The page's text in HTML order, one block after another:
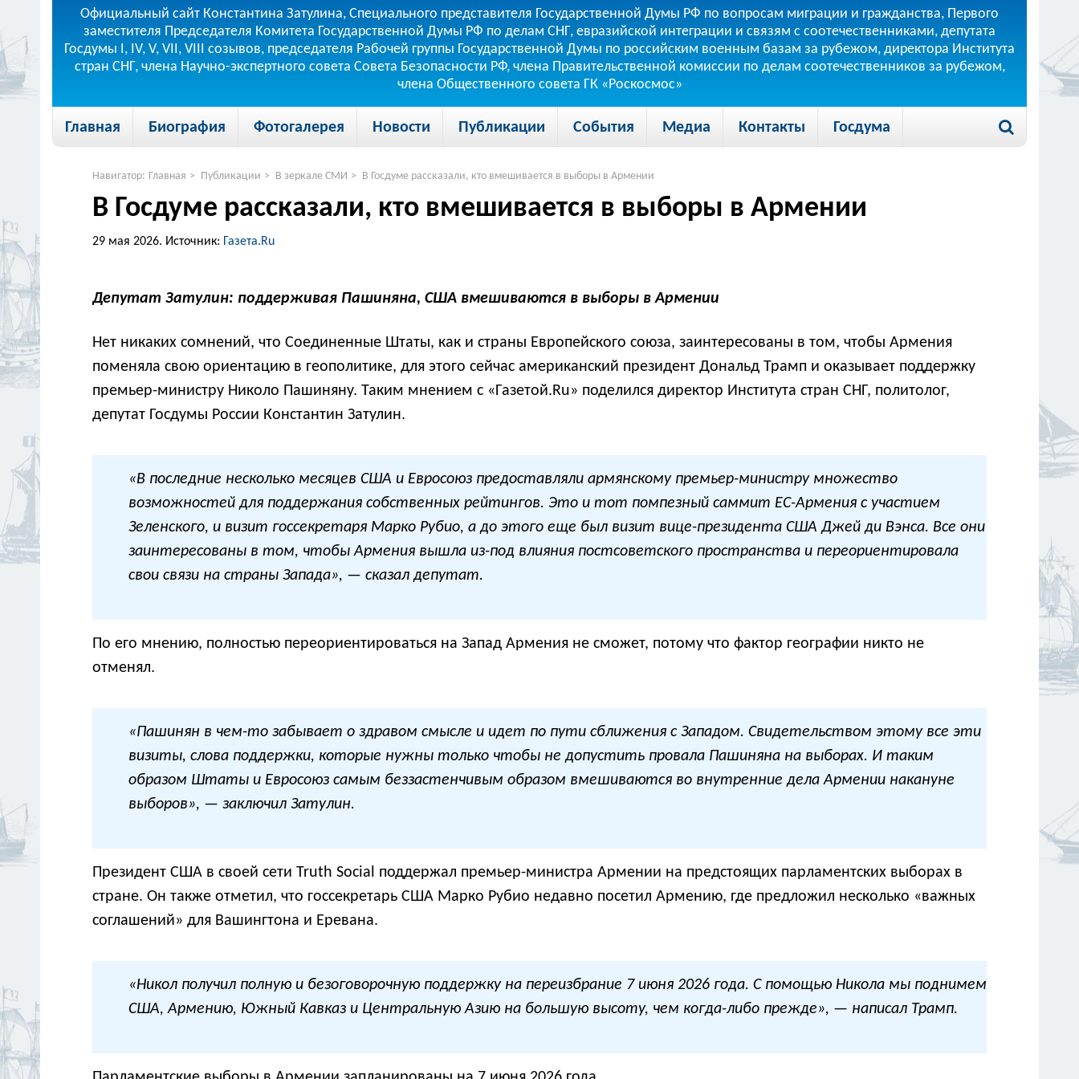
Официальный сайт Константина Затулина, Специального представителя Государственной Думы РФ по вопросам миграции и гражданства, Первого
заместителя Председателя Комитета Государственной Думы РФ по делам СНГ, евразийской интеграции и связям с соотечественниками, депутата
Госдумы I, IV, V, VII, VIII созывов, председателя Рабочей группы Государственной Думы по российским военным базам за рубежом, директора Института
стран СНГ, члена Научно-экспертного совета Совета Безопасности РФ, члена Правительственной комиссии по делам соотечественников за рубежом,
члена Общественного совета ГК «Роскосмос»
Главная Биография Фотогалерея Новости Публикации События Медиа Контакты Госдума
Навигатор: Главная > Публикации > В зеркале СМИ > В Госдуме рассказали, кто вмешивается в выборы в Армении
В Госдуме рассказали, кто вмешивается в выборы в Армении
29 мая 2026. Источник: Газета.Ru
Депутат Затулин: поддерживая Пашиняна, США вмешиваются в выборы в Армении
Нет никаких сомнений, что Соединенные Штаты, как и страны Европейского союза, заинтересованы в том, чтобы Армения
поменяла свою ориентацию в геополитике, для этого сейчас американский президент Дональд Трамп и оказывает поддержку
премьер-министру Николо Пашиняну. Таким мнением с «Газетой.Ru» поделился директор Института стран СНГ, политолог,
депутат Госдумы России Константин Затулин.
«В последние несколько месяцев США и Евросоюз предоставляли армянскому премьер-министру множество
возможностей для поддержания собственных рейтингов. Это и тот помпезный саммит ЕС-Армения с участием
Зеленского, и визит госсекретаря Марко Рубио, а до этого еще был визит вице-президента США Джей ди Вэнса. Все они
заинтересованы в том, чтобы Армения вышла из-под влияния постсоветского пространства и переориентировала
свои связи на страны Запада», — сказал депутат.
По его мнению, полностью переориентироваться на Запад Армения не сможет, потому что фактор географии никто не
отменял.
«Пашинян в чем-то забывает о здравом смысле и идет по пути сближения с Западом. Свидетельством этому все эти
визиты, слова поддержки, которые нужны только чтобы не допустить провала Пашиняна на выборах. И таким
образом Штаты и Евросоюз самым беззастенчивым образом вмешиваются во внутренние дела Армении накануне
выборов», — заключил Затулин.
Президент США в своей сети Truth Social поддержал премьер-министра Армении на предстоящих парламентских выборах в
стране. Он также отметил, что госсекретарь США Марко Рубио недавно посетил Армению, где предложил несколько «важных
соглашений» для Вашингтона и Еревана.
«Никол получил полную и безоговорочную поддержку на переизбрание 7 июня 2026 года. С помощью Никола мы поднимем
США, Армению, Южный Кавказ и Центральную Азию на большую высоту, чем когда-либо прежде», — написал Трамп.